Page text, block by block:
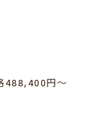
488,400円～